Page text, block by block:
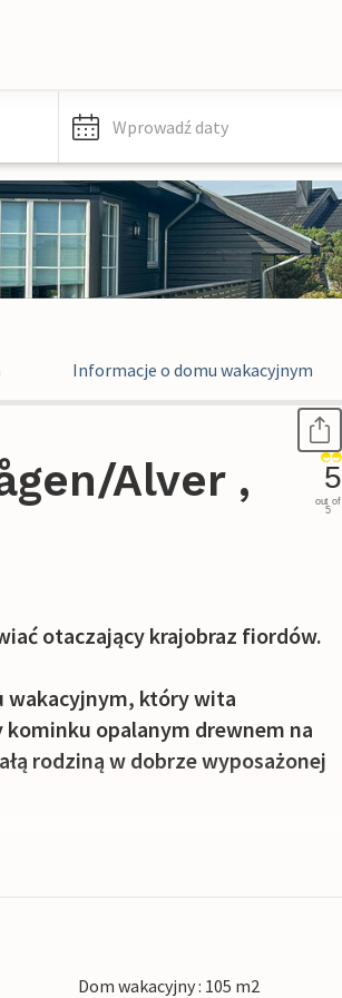
Wprowadź daty
Informacje o domu wakacyjnym
Alver ,
5
out of
5
otaczający krajobraz fiordów.
wakacyjnym, który wita
opalanym drewnem na
rodziną w dobrze wyposażonej
ze wspaniałym drewnianym
ciesz się widokiem na okolicę i
odległości od morza.
Dom wakacyjny : 105 m2